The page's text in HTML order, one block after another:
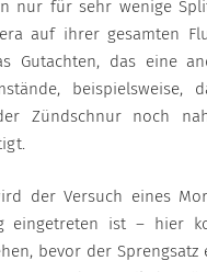
nur für sehr wenige
auf ihrer gesamten
Gutachten, das eine
Zündschnur noch
der Versuch eines
eingetreten ist – hier
bevor der